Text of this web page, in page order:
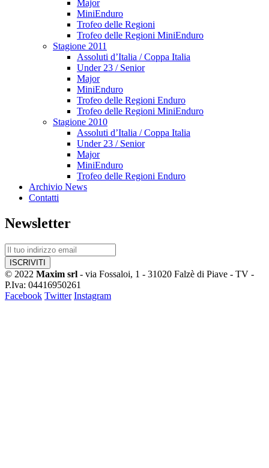
Major
MiniEnduro
Trofeo delle Regioni
Trofeo delle Regioni MiniEnduro
Stagione 2011
Assoluti d’Italia / Coppa Italia
Under 23 / Senior
Major
MiniEnduro
Trofeo delle Regioni Enduro
Trofeo delle Regioni MiniEnduro
Stagione 2010
Assoluti d’Italia / Coppa Italia
Under 23 / Senior
Major
MiniEnduro
Trofeo delle Regioni Enduro
Archivio News
Contatti
Newsletter
© 2022 Maxim srl - via Fossaloi, 1 - 31020 Falzè di Piave - TV -
P.Iva: 04416950261
Facebook Twitter Instagram